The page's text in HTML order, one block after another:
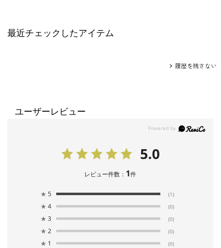
最近チェックしたアイテム
履歴を残さない
ユーザーレビュー
5.0
レビュー件数： 1件
★ 5 (1)
★ 4 (0)
★ 3 (0)
★ 2 (0)
★ 1 (0)